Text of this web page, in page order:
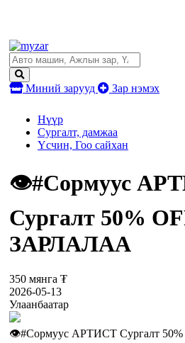
Миний зарууд Зар нэмэх
Нүүр
Сургалт, дамжаа
Үсчин, Гоо сайхан
👁️#Сормуус
Сургалт 50%
ЗАРЛАЛАА
350 мянга ₮
2026-05-13
Улаанбаатар
👁️#Сормуус АРТИСТ Сургалт 50%